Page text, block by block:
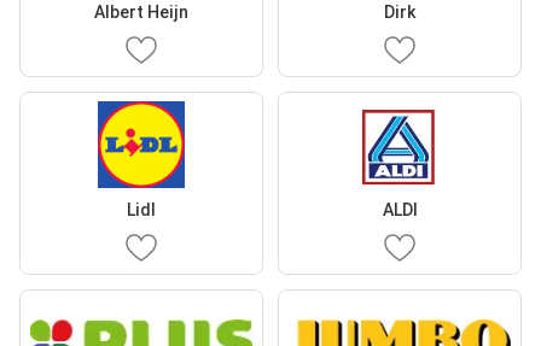
Albert Heijn Dirk
Lidl ALDI